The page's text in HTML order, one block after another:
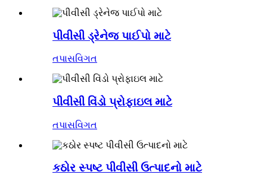
પીવીસી ડ્રેનેજ પાઈપો માટે
તપાસવિગત
પીવીસી વિંડો પ્રોફાઇલ માટે
તપાસવિગત
કઠોર સ્પષ્ટ પીવીસી ઉત્પાદનો માટે